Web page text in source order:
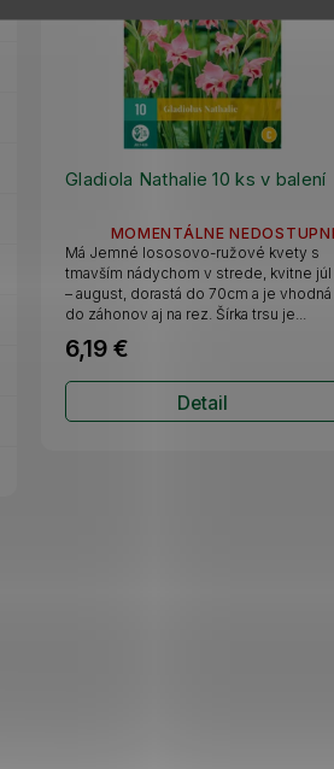
Gladiola Nathalie 10 ks v balení
MOMENTÁLNE
6,19 €
Detail
Má Jemné lososovo-ružové kvety s
tmavším nádychom v strede, kvitne júl
– august, dorastá do 70cm a je vhodná
do záhonov aj na rez. Šírka trsu je...